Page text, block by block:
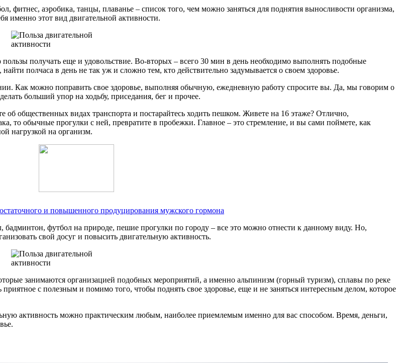
фитнес, аэробика, танцы, плаванье – список того, чем можно заняться для поднятия выносливости организма,
именно этот вид двигательной активности.
получать еще и удовольствие. Во-вторых – всего 30 мин в день необходимо выполнять подобные
полчаса в день не так уж и сложно тем, кто действительно задумывается о своем здоровье.
Как можно поправить свое здоровье, выполняя обычную, ежедневную работу спросите вы. Да, мы говорим о
больший упор на ходьбу, приседания, бег и прочее.
об общественных видах транспорта и постарайтесь ходить пешком. Живете на 16 этаже? Отлично,
то обычные прогулки с ней, превратите в пробежки. Главное – это стремление, и вы сами поймете, как
нагрузкой на организм.
и повышенного продуцирования мужского гормона
футбол на природе, пешие прогулки по городу – все это можно отнести к данному виду. Но,
свой досуг и повысить двигательную активность.
занимаются организацией подобных мероприятий, а именно альпинизм (горный туризм), сплавы по реке
с полезным и помимо того, чтобы поднять свое здоровье, еще и не заняться интересным делом, которое
активность можно практическим любым, наиболее приемлемым именно для вас способом. Время, деньги,